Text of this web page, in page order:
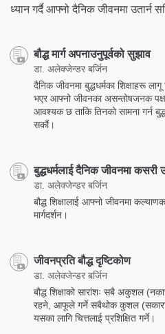
ध्यान गर्दै आफ्नो दैनिक जीवनमा उतार्न
बौद्ध मार्ग अपनाउनुपूर्वको सुझाव
डा. अलेक्जेन्डर बर्जिन
दैनिक जीवनमा बुद्धधर्मका शिक्षाहरू
भएर आफ्नो जीवनका असन्तोषजनक
आवश्यक छ ताकि तिनको सामना गर्न
सकौं।
बुद्धधर्मलाई दैनिक जीवनमा कसरी
डा. अलेक्जेन्डर बर्जिन
बौद्ध शिक्षालाई आफ्नो जीवनमा
मार्गदर्शन।
जीवनप्रति बौद्ध दृष्टिकोण
डा. अलेक्जेन्डर बर्जिन
बौद्ध शिक्षाको सारांशः सबै अकुशल
रहने, आफूले गर्ने सबैथोक कुशल
यसका लागि चित्तलाई प्रशिक्षित गर्ने।